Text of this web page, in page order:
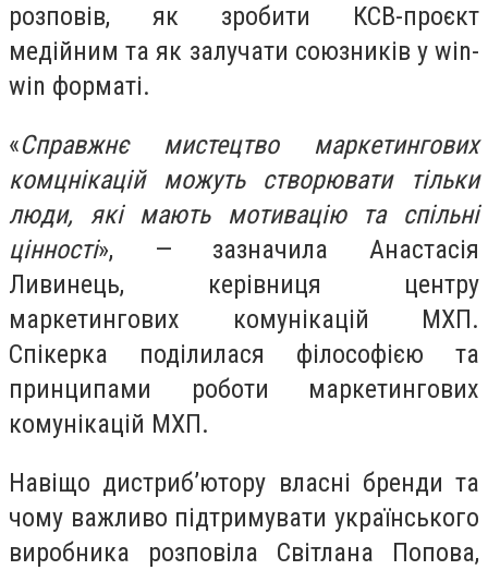
розповів, як зробити КСВ-проєкт
медійним та як залучати союзників у win-
win форматі.
«Справжнє мистецтво маркетингових
комцнікацій можуть створювати тільки
люди, які мають мотивацію та спільні
цінності», — зазначила Анастасія
Ливинець, керівниця центру
маркетингових комунікацій МХП.
Спікерка поділилася філософією та
принципами роботи маркетингових
комунікацій МХП.
Навіщо дистриб’ютору власні бренди та
чому важливо підтримувати українського
виробника розповіла Світлана Попова,